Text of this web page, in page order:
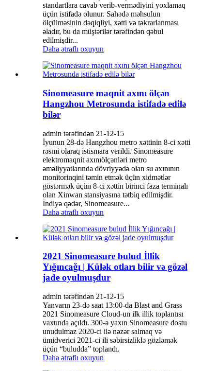
standartlara cavab verib-vermədiyini yoxlamaq
üçün istifadə olunur. Sahədə məhsulun
ölçülməsinin dəqiqliyi, xətti və təkrarlanması
əladır, bu da müştərilər tərəfindən qəbul
edilmişdir...
Daha ətraflı oxuyun
Sinomeasure maqnit axını ölçən
Hangzhou Metrosunda istifadə edilə
bilər
admin tərəfindən 21-12-15
İyunun 28-də Hangzhou metro xəttinin 8-ci xətti
rəsmi olaraq istismara verildi. Sinomeasure
elektromaqnit axınıölçənləri metro
əməliyyatlarında dövriyyədə olan su axınının
monitorinqini təmin etmək üçün xidmətlər
göstərmək üçün 8-ci xəttin birinci faza terminalı
olan Xinwan stansiyasına tətbiq edilmişdir.
İndiyə qədər, Sinomeasure...
Daha ətraflı oxuyun
2021 Sinomeasure bulud İllik
Yığıncağı | Külək otları bilir və gözəl
jade oyulmuşdur
admin tərəfindən 21-12-15
Yanvarın 23-də saat 13:00-da Blast and Grass
2021 Sinomeasure Cloud-un ilk illik toplantısı
vaxtında açıldı. 300-ə yaxın Sinomeasure dostu
unudulmaz 2020-ci ilə nəzər salmaq və
ümidverici 2021-ci ili səbirsizliklə gözləmək
üçün “buludda” toplandı.
Daha ətraflı oxuyun